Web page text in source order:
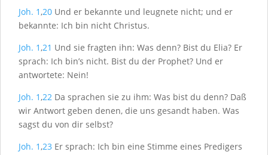
Joh. 1,20 Und er bekannte und leugnete nicht; und er
bekannte: Ich bin nicht Christus.
Joh. 1,21 Und sie fragten ihn: Was denn? Bist du Elia? Er
sprach: Ich bin’s nicht. Bist du der Prophet? Und er
antwortete: Nein!
Joh. 1,22 Da sprachen sie zu ihm: Was bist du denn? Daß
wir Antwort geben denen, die uns gesandt haben. Was
sagst du von dir selbst?
Joh. 1,23 Er sprach: Ich bin eine Stimme eines Predigers